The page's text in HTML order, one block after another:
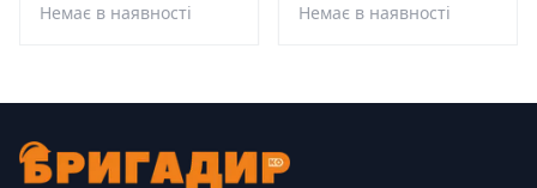
Немає в наявності Немає в наявності